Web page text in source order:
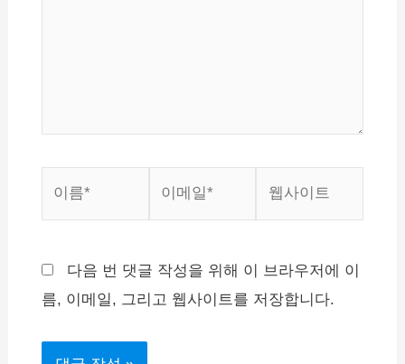
*
트
다음 번 댓글 작성을 위해 이 브라우저에 이
름, 이메일, 그리고 웹사이트를 저장합니다.